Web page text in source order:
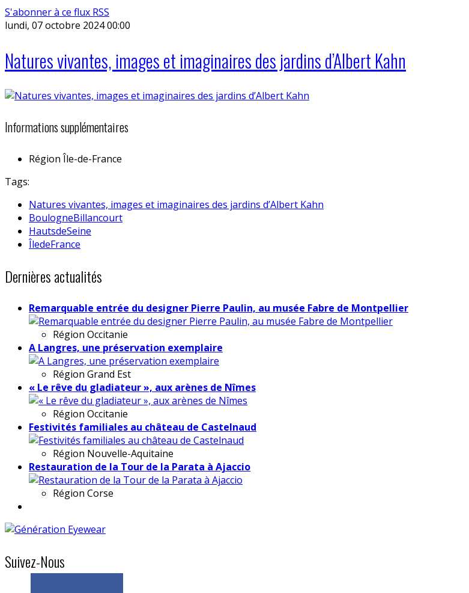
S'abonner à ce flux RSS
lundi, 07 octobre 2024 00:00
Natures vivantes, images et imaginaires des jardins d’Albert Kahn
Informations supplémentaires
Région Île-de-France
Tags:
Natures vivantes, images et imaginaires des jardins d’Albert Kahn
BoulogneBillancourt
HautsdeSeine
ÎledeFrance
Dernières actualités
Remarquable entrée du designer Pierre Paulin, au musée Fabre de Montpellier
Région Occitanie
A Langres, une préservation exemplaire
Région Grand Est
« Le rêve du gladiateur », aux arènes de Nîmes
Région Occitanie
Festivités familiales au château de Castelnaud
Région Nouvelle-Aquitaine
Restauration de la Tour de la Parata à Ajaccio
Région Corse
Suivez-Nous